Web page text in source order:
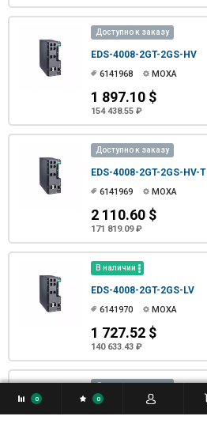
Доступно к заказу
EDS-4008-2GT-2GS-HV
6141968 MOXA
1 897.10 $
154 438.55 ₽
Доступно к заказу
EDS-4008-2GT-2GS-HV-T
6141969 MOXA
2 110.60 $
171 819.09 ₽
В наличии
EDS-4008-2GT-2GS-LV
6141970 MOXA
1 727.52 $
140 633.43 ₽
Доступно к заказу
EDS-4008-2GT-2GS-LV-T
0 0